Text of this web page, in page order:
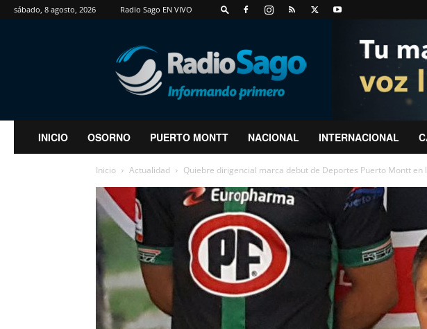
sábado, 8 agosto, 2026 Radio Sago EN VIVO
RadioSago
INICIO OSORNO PUERTO MONTT NACIONAL INTERNACIONAL
Inicio Actualidad Quiebre dirigencial marca debut de Deportes Puerto Montt en